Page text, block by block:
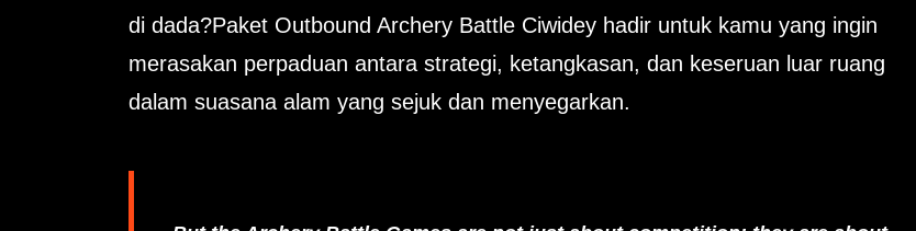
di dada?Paket Outbound Archery Battle Ciwidey hadir untuk kamu yang ingin
merasakan perpaduan antara strategi, ketangkasan, dan keseruan luar ruang
dalam suasana alam yang sejuk dan menyegarkan.